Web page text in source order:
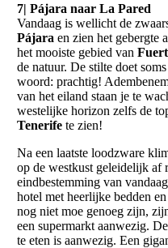
7| Pájara naar La Pared
Vandaag is wellicht de
Pájara en zien het gebergte
het mooiste gebied van
de natuur. De stilte doet
woord: prachtig!
van het eiland staan je te
westelijke horizon zelfs de
Tenerife te zien!
Na een laatste loodzware
op de westkust geleidelijk af
eindbestemming van
hotel met heerlijke bedden
nog niet moe genoeg zijn,
een supermarkt aanwezig.
te eten is aanwezig. Een